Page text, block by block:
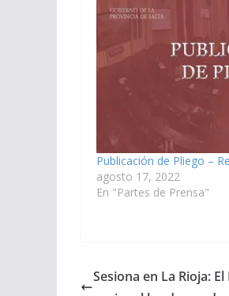
Publicación de Pliego –
agosto 17, 2022
En "Partes de Prensa"
Sesiona en La Rioja: